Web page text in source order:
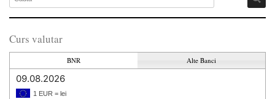
Curs valutar
BNR Alte Banci
09.08.2026
1 EUR = lei